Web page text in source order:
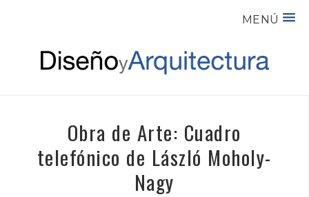
MENÚ
Obra de Arte: Cuadro
telefónico de László Moholy-
Nagy